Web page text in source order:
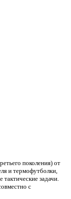
поколения) от
и термофутболки,
задачи.
с